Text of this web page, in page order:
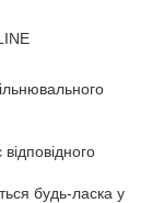
будь-ласка у